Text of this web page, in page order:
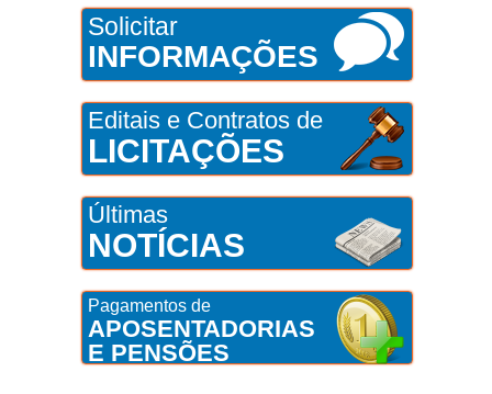
Solicitar
INFORMAÇÕES
Editais e Contratos de
LICITAÇÕES
Últimas
NOTÍCIAS
Pagamentos de
APOSENTADORIAS
E PENSÕES